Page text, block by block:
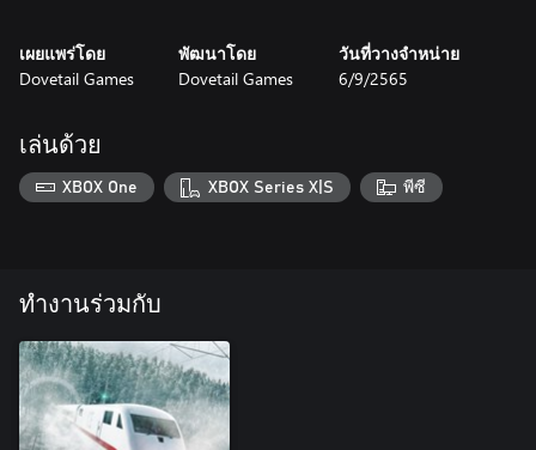
เผยแพร่โดย
Dovetail Games
พัฒนาโดย
Dovetail Games
วันที่วางจำหน่าย
6/9/2565
เล่นด้วย
XBOX One XBOX Series X|S พีซี
ทำงานร่วมกับ